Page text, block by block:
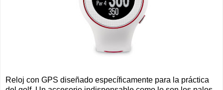
Reloj con GPS diseñado específicamente para la práctica